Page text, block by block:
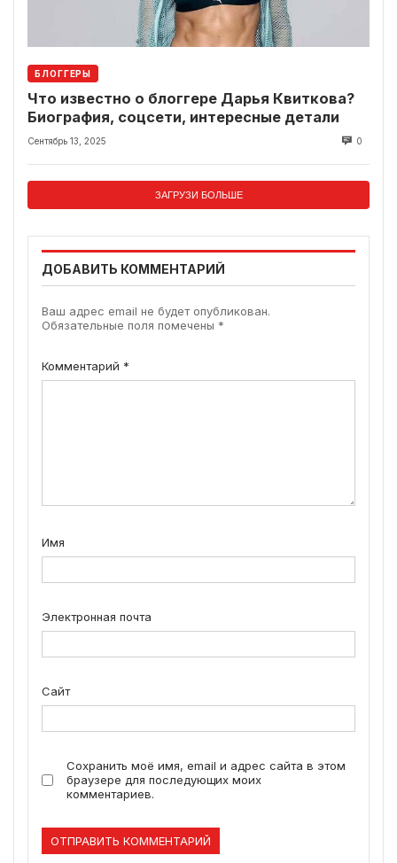
БЛОГГЕРЫ
Что известно о блоггере Дарья Квиткова?
Биография, соцсети, интересные детали
Сентябрь 13, 2025 0
ЗАГРУЗИ БОЛЬШЕ
ДОБАВИТЬ КОММЕНТАРИЙ
Ваш адрес email не будет опубликован.
Обязательные поля помечены *
Комментарий *
Имя
Электронная почта
Сайт
Сохранить моё имя, email и адрес сайта в этом
браузере для последующих моих
комментариев.